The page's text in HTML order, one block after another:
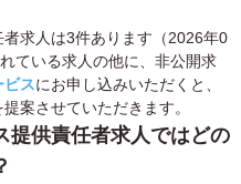
求人は3件あります（2026年0
ている求人の他に、非公開求
ビスにお申し込みいただくと、
案させていただきます。
提供責任者求人ではどの